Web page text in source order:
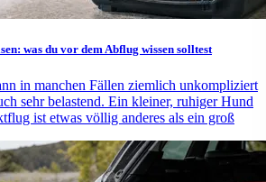
was du vor dem Abflug wissen solltest
in manchen Fällen ziemlich unkompliziert
sehr belastend. Ein kleiner, ruhiger Hund
ist etwas völlig anderes als ein groß